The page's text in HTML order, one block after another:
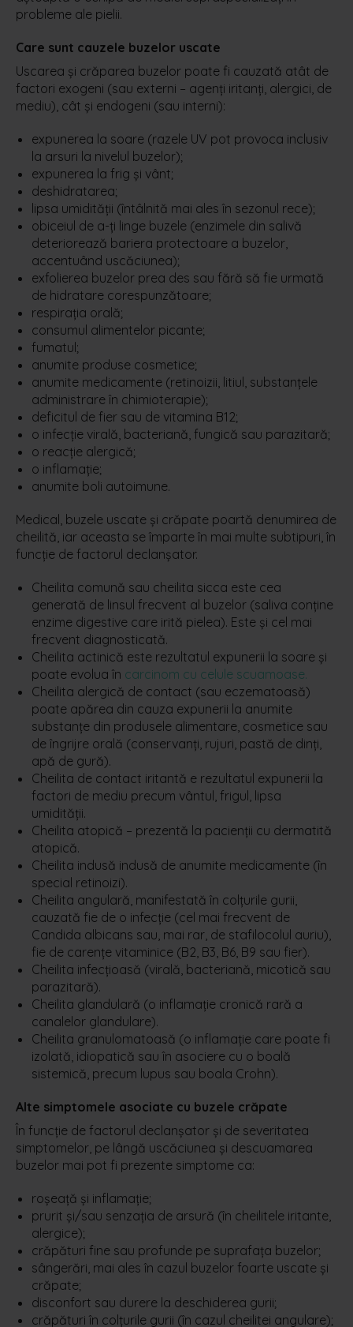
probleme ale pielii.
Care sunt cauzele buzelor uscate
Uscarea și crăparea buzelor poate fi cauzată atât de
factori exogeni (sau externi – agenți iritanți, alergici, de
mediu), cât și endogeni (sau interni):
expunerea la soare (razele UV pot provoca inclusiv
la arsuri la nivelul buzelor);
expunerea la frig și vânt;
deshidratarea;
lipsa umidității (întâlnită mai ales în sezonul rece);
obiceiul de a-ți linge buzele (enzimele din salivă
deteriorează bariera protectoare a buzelor,
accentuând uscăciunea);
exfolierea buzelor prea des sau fără să fie urmată
de hidratare corespunzătoare;
respirația orală;
consumul alimentelor picante;
fumatul;
anumite produse cosmetice;
anumite medicamente (retinoizii, litiul, substanțele
administrare în chimioterapie);
deficitul de fier sau de vitamina B12;
o infecție virală, bacteriană, fungică sau parazitară;
o reacție alergică;
o inflamație;
anumite boli autoimune.
Medical, buzele uscate și crăpate poartă denumirea de
cheilită, iar aceasta se împarte în mai multe subtipuri, în
funcție de factorul declanșator.
Cheilita comună sau cheilita sicca este cea
generată de linsul frecvent al buzelor (saliva conține
enzime digestive care irită pielea). Este și cel mai
frecvent diagnosticată.
Cheilita actinică este rezultatul expunerii la soare și
poate evolua în carcinom cu celule scuamoase.
Cheilita alergică de contact (sau eczematoasă)
poate apărea din cauza expunerii la anumite
substanțe din produsele alimentare, cosmetice sau
de îngrijre orală (conservanți, rujuri, pastă de dinți,
apă de gură).
Cheilita de contact iritantă e rezultatul expunerii la
factori de mediu precum vântul, frigul, lipsa
umidității.
Cheilita atopică – prezentă la pacienții cu dermatită
atopică.
Cheilita indusă indusă de anumite medicamente (în
special retinoizi).
Cheilita angulară, manifestată în colțurile gurii,
cauzată fie de o infecție (cel mai frecvent de
Candida albicans sau, mai rar, de stafilocolul auriu),
fie de carențe vitaminice (B2, B3, B6, B9 sau fier).
Cheilita infecțioasă (virală, bacteriană, micotică sau
parazitară).
Cheilita glandulară (o inflamație cronică rară a
canalelor glandulare).
Cheilita granulomatoasă (o inflamație care poate fi
izolată, idiopatică sau în asociere cu o boală
sistemică, precum lupus sau boala Crohn).
Alte simptomele asociate cu buzele crăpate
În funcție de factorul declanșator și de severitatea
simptomelor, pe lângă uscăciunea și descuamarea
buzelor mai pot fi prezente simptome ca:
roșeață și inflamație;
prurit și/sau senzația de arsură (în cheilitele iritante,
alergice);
crăpături fine sau profunde pe suprafața buzelor;
sângerări, mai ales în cazul buzelor foarte uscate și
crăpate;
disconfort sau durere la deschiderea gurii;
crăpături în colțurile gurii (în cazul cheilitei angulare);